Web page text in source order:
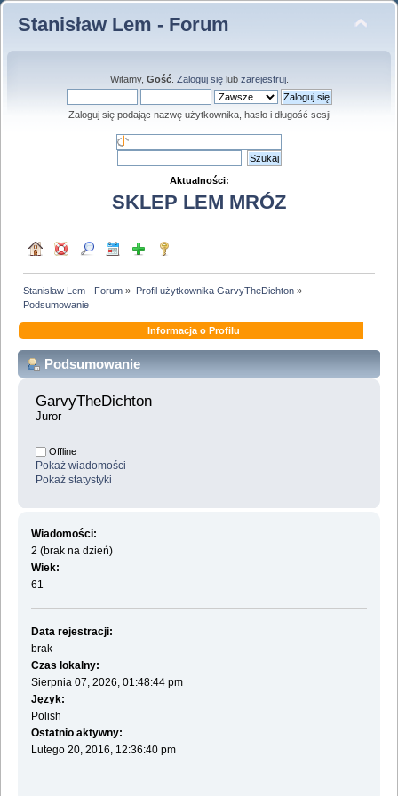
Stanisław Lem - Forum
Witamy, Gość. Zaloguj sięlub zarejestruj.
Zaloguj się podając nazwę użytkownika, hasło i długość sesji
Aktualności:
SKLEP LEM MRÓZ
Stanisław Lem - Forum » Profil użytkownika GarvyTheDichton»
Podsumowanie
Informacja o Profilu
Podsumowanie
GarvyTheDichton
Juror
Offline
Pokaż wiadomości
Pokaż statystyki
Wiadomości:
2 (brak na dzień)
Wiek:
61
Data rejestracji:
brak
Czas lokalny:
Sierpnia 07, 2026, 01:48:44 pm
Język:
Polish
Ostatnio aktywny:
Lutego 20, 2016, 12:36:40 pm